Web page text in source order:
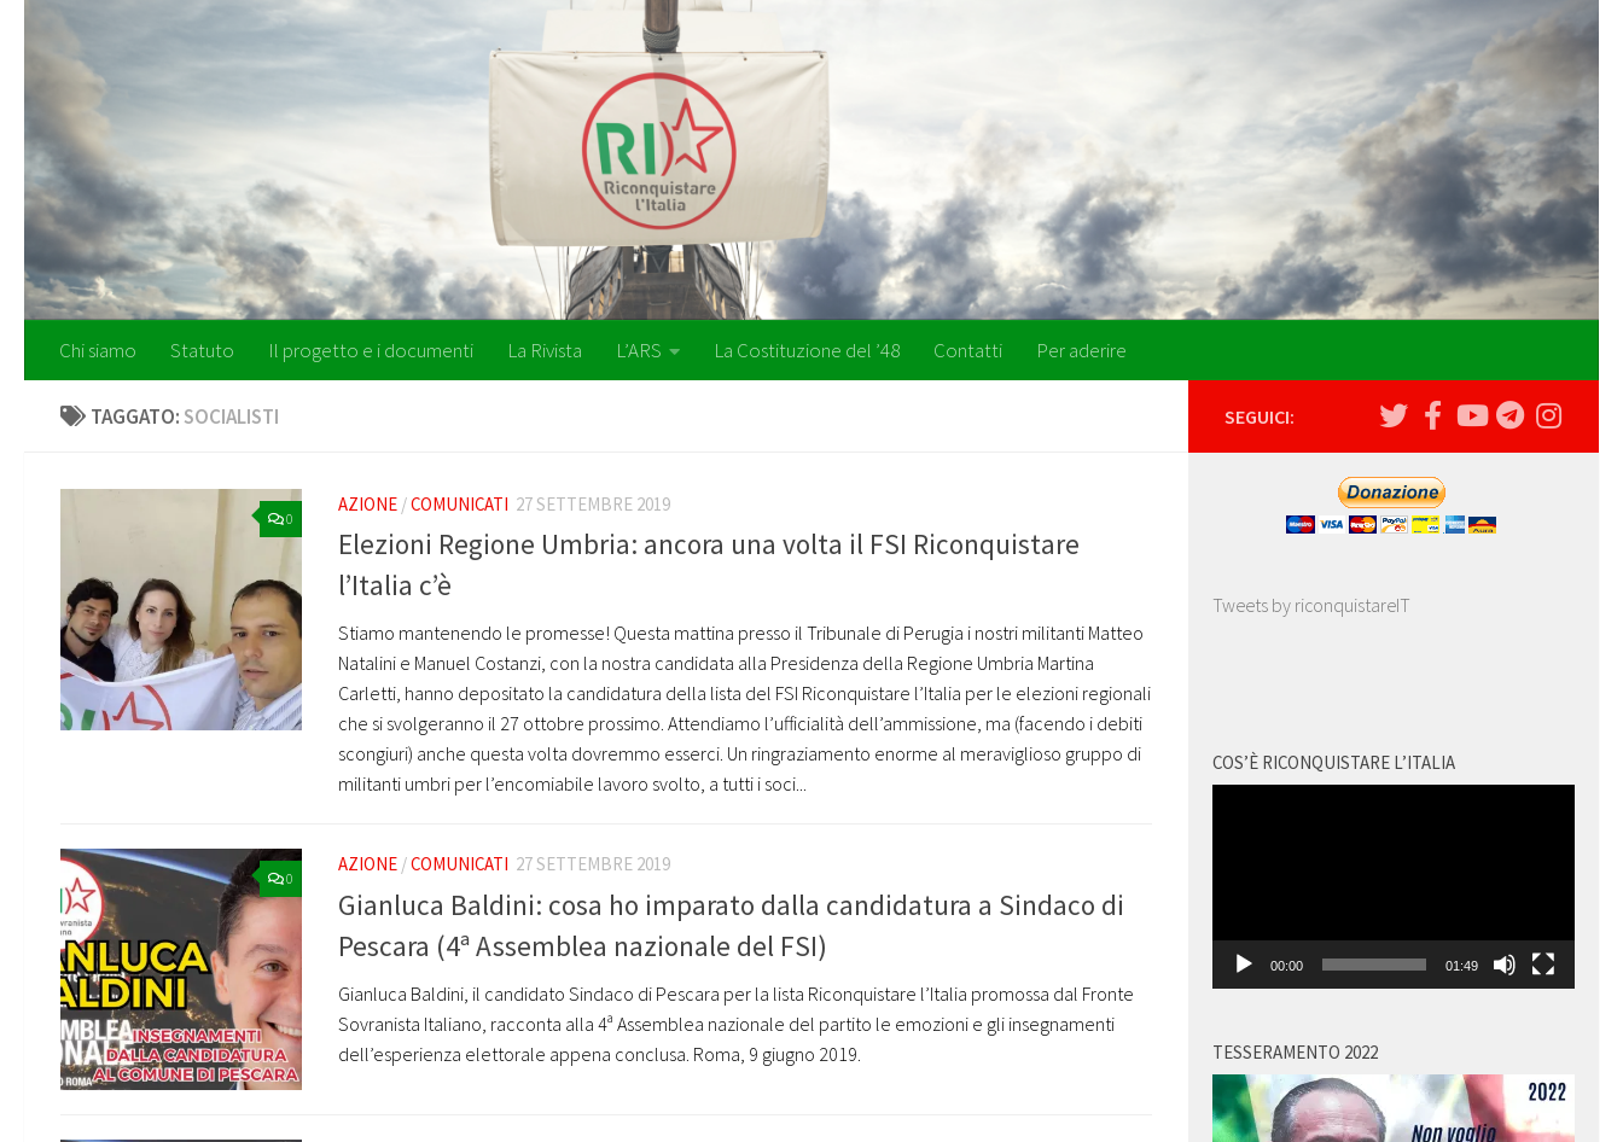
Salta al contenuto
Chi siamo Statuto Il progetto e i documenti La Rivista L’ARS La Costituzione del ’48 Contatti Per aderire
TAGGATO: SOCIALISTI
0
AZIONE /COMUNICATI 27 SETTEMBRE 2019
Elezioni Regione Umbria: ancora una volta il FSI Riconquistare
l’Italia c’è
Stiamo mantenendo le promesse! Questa mattina presso il Tribunale di Perugia i nostri militanti Matteo
Natalini e Manuel Costanzi, con la nostra candidata alla Presidenza della Regione Umbria Martina
Carletti, hanno depositato la candidatura della lista del FSI Riconquistare l’Italia per le elezioni regionali
che si svolgeranno il 27 ottobre prossimo. Attendiamo l’ufficialità dell’ammissione, ma (facendo i debiti
scongiuri) anche questa volta dovremmo esserci. Un ringraziamento enorme al meraviglioso gruppo di
militanti umbri per l’encomiabile lavoro svolto, a tutti i soci...
0
AZIONE /COMUNICATI 27 SETTEMBRE 2019
Gianluca Baldini: cosa ho imparato dalla candidatura a Sindaco di
Pescara (4ª Assemblea nazionale del FSI)
Gianluca Baldini, il candidato Sindaco di Pescara per la lista Riconquistare l’Italia promossa dal Fronte
Sovranista Italiano, racconta alla 4ª Assemblea nazionale del partito le emozioni e gli insegnamenti
dell’esperienza elettorale appena conclusa. Roma, 9 giugno 2019.
SEGUICI:
Tweets by riconquistareIT
COS’È RICONQUISTARE L’ITALIA
00:00 01:49
TESSERAMENTO 2022